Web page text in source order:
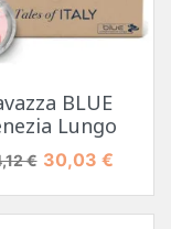
BLUE
Lungo
de base
€ Prix
30,03 €